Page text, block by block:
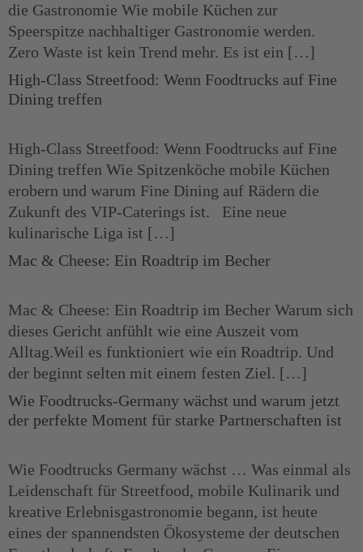
die Gastronomie Wie mobile Küchen zur
Speerspitze nachhaltiger Gastronomie werden.
Zero Waste ist kein Trend mehr. Es ist ein […]
High-Class Streetfood: Wenn Foodtrucks auf Fine
Dining treffen
High-Class Streetfood: Wenn Foodtrucks auf Fine
Dining treffen Wie Spitzenköche mobile Küchen
erobern und warum Fine Dining auf Rädern die
Zukunft des VIP-Caterings ist. Eine neue
kulinarische Liga ist […]
Mac & Cheese: Ein Roadtrip im Becher
Mac & Cheese: Ein Roadtrip im Becher Warum sich
dieses Gericht anfühlt wie eine Auszeit vom
Alltag.Weil es funktioniert wie ein Roadtrip. Und
der beginnt selten mit einem festen Ziel. […]
Wie Foodtrucks-Germany wächst und warum jetzt
der perfekte Moment für starke Partnerschaften ist
Wie Foodtrucks Germany wächst … Was einmal als
Leidenschaft für Streetfood, mobile Kulinarik und
kreative Erlebnisgastronomie begann, ist heute
eines der spannendsten Ökosysteme der deutschen